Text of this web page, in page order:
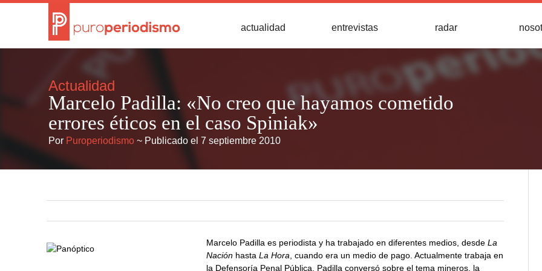
actualidad entrevistas radar
Actualidad
Marcelo Padilla: «No creo que hayamos cometido
errores éticos en el caso Spiniak»
Por Puroperiodismo ~ Publicado el 7 septiembre 2010
Marcelo Padilla es periodista y ha trabajado en diferentes medios, desdeLa
Nación hastaLa Hora , cuando era un medio de pago. Actualmente trabaja en
la Defensoría Penal Pública. Padilla conversó sobre el tema mineros, la